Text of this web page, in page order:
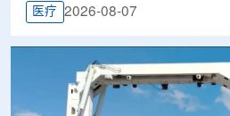
医疗 2026-08-07